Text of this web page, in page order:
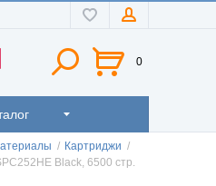
0
/ Картриджи /
Black, 6500 стр.